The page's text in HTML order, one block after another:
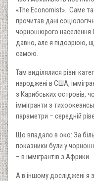
«The Economist». Саме
прочитав дані
чорношкірого
давно, але я підозрюю,
самою.
Там виділялися різні
народжені в США,
з Карибських островів,
іммігранти з
параметри – середній
Що впадало в око: За
показники були у
– в іммігрантів з Африки.
А в іншому досліджені я